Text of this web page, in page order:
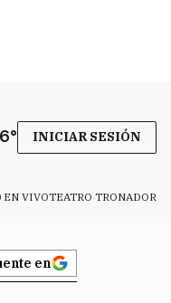
6° INICIAR SESIÓN
EN VIVOTEATRO TRONADOR
en